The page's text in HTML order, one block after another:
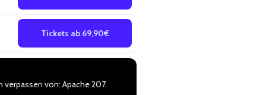
Tickets ab 69,90€
verpassen von: Apache 207.